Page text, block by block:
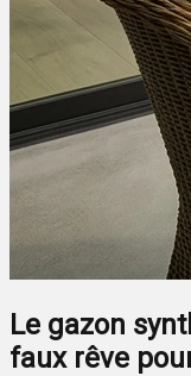
Le gazon
faux rêve